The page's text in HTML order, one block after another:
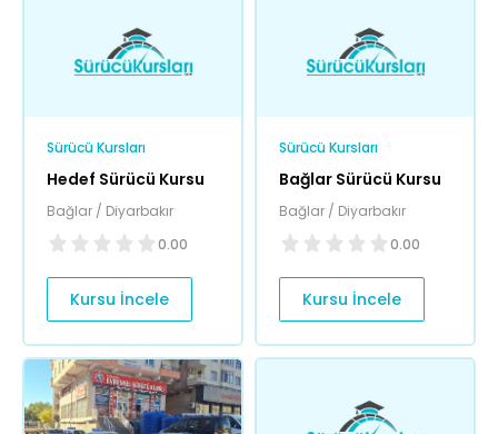
Sürücü Kursları
Hedef Sürücü Kursu
Bağlar / Diyarbakır
0.00
Kursu İncele
Sürücü Kursları
Bağlar Sürücü Kursu
Bağlar / Diyarbakır
0.00
Kursu İncele